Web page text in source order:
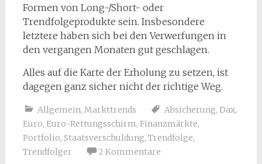
Formen von Long-/Short- oder
Trendfolgeprodukte sein. Insbesondere
letztere haben sich bei den Verwerfungen in
den vergangen Monaten gut geschlagen.
Alles auf die Karte der Erholung zu setzen, ist
dagegen ganz sicher nicht der richtige Weg.
Allgemein, Markttrends Absicherung, Dax,
Euro, Euro-Rettungsschirm, Finanzmärkte,
Portfolio, Staatsverschuldung, Trendfolge,
Trendfolger
2 Kommentare